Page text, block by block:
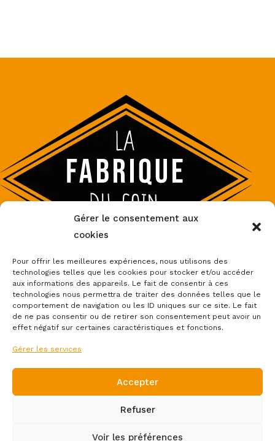
Gérer le consentement aux
cookies
Pour offrir les meilleures expériences, nous utilisons des
technologies telles que les cookies pour stocker et/ou accéder
aux informations des appareils. Le fait de consentir à ces
technologies nous permettra de traiter des données telles que le
comportement de navigation ou les ID uniques sur ce site. Le fait
de ne pas consentir ou de retirer son consentement peut avoir un
effet négatif sur certaines caractéristiques et fonctions.
Gérer les services
Accepter
Refuser
Voir les préférences
Accueil Boutique Boutique partenaires
Thèmes
Nos réalisations
À Propos Contact
Mentions légales et politique de confidentialité
Conditions Générales de Vente